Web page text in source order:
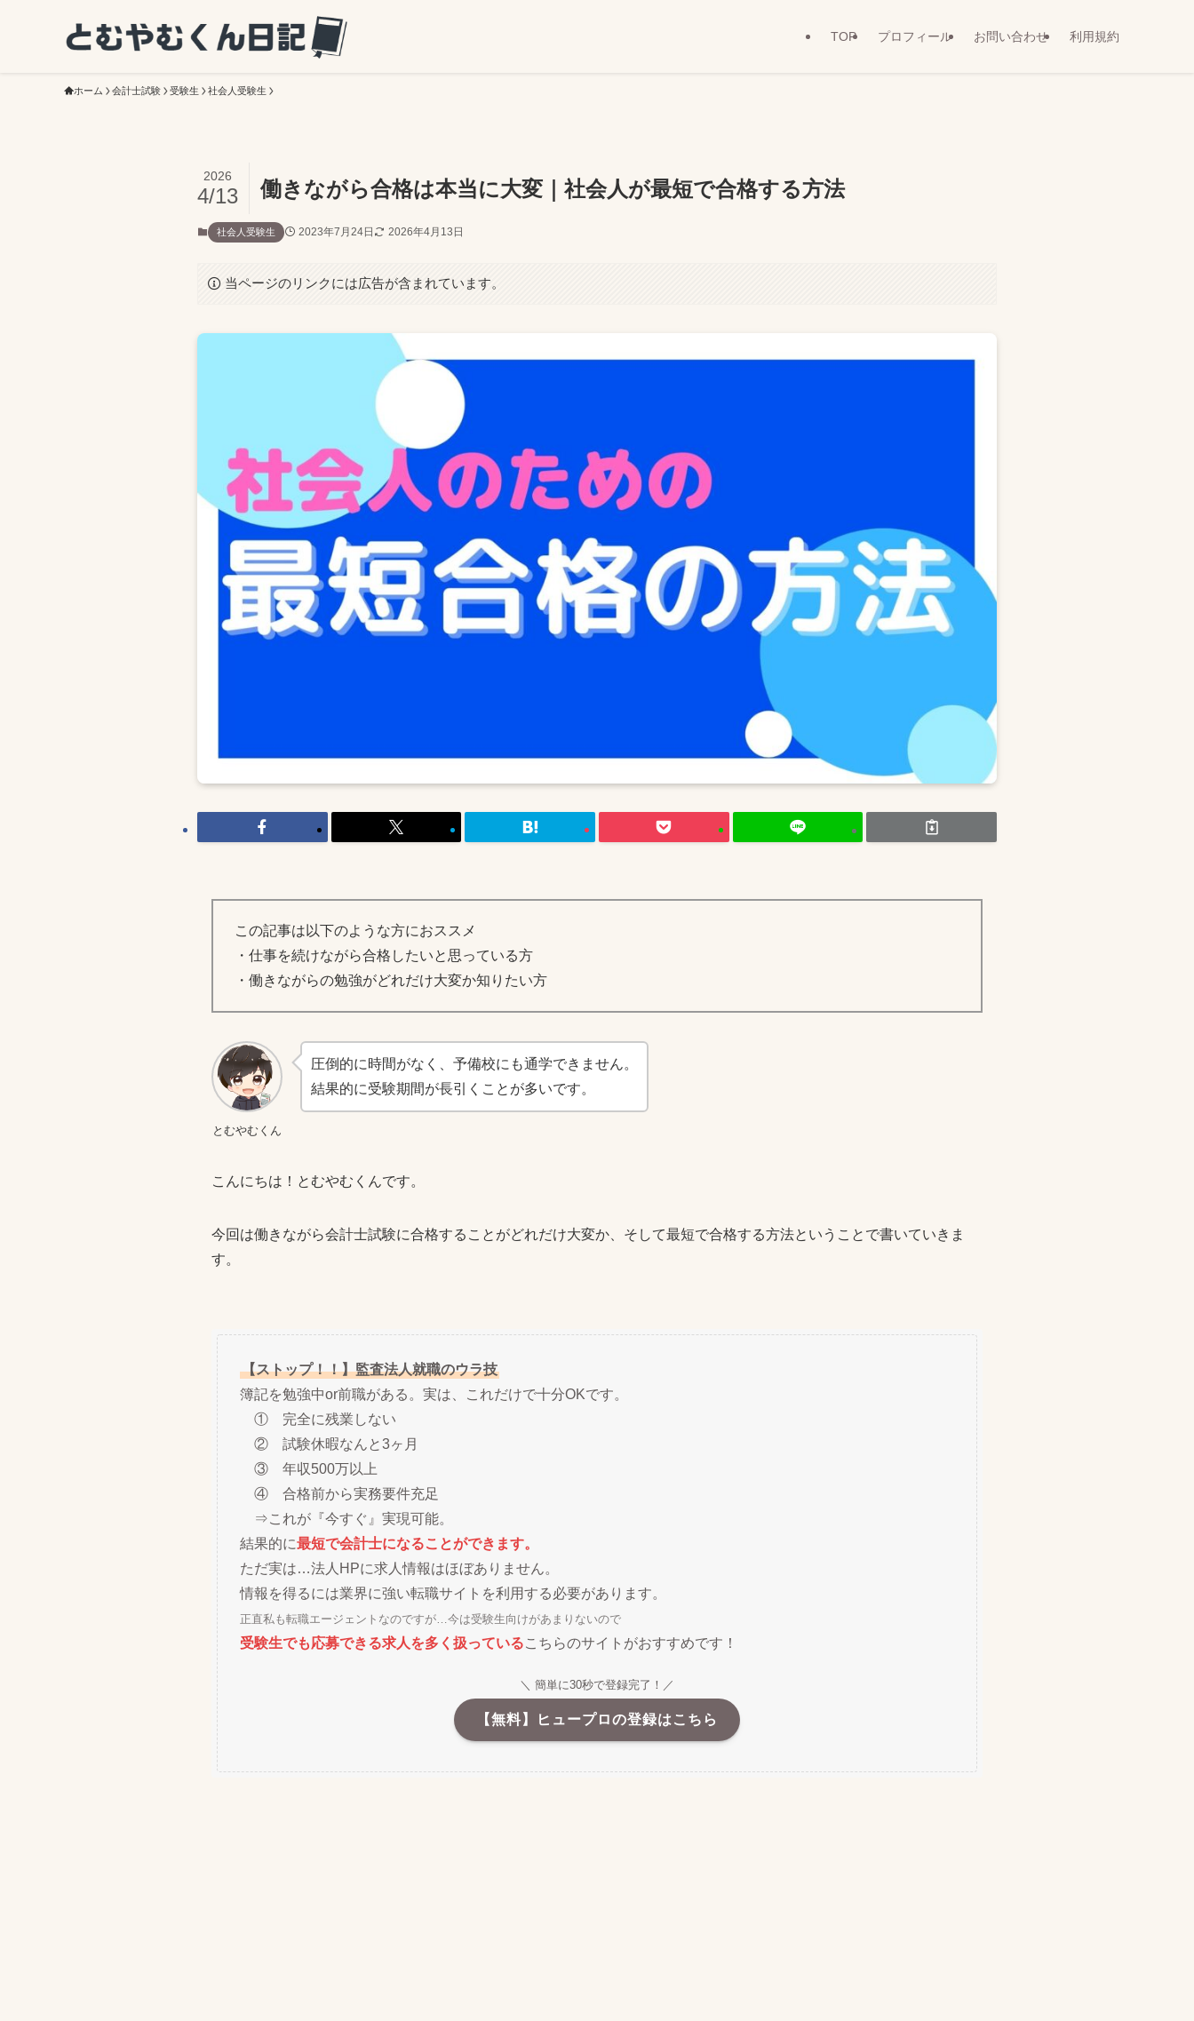
TOP プロフィール お問い合わせ 利用規約
ホーム 会計士試験 受験生 社会人受験生
働きながら合格は本当に大変｜社会人が最短で合格する方法
2026
4/13
社会人受験生 2023年7月24日 2026年4月13日
当ページのリンクには広告が含まれています。
この記事は以下のような方におススメ
・仕事を続けながら合格したいと思っている方
・働きながらの勉強がどれだけ大変か知りたい方
とむやむくん
圧倒的に時間がなく、予備校にも通学できません。
結果的に受験期間が長引くことが多いです。
こんにちは！とむやむくんです。
今回は働きながら会計士試験に合格することがどれだけ大変か、そして最短で合格する方法ということで書いていきま
す。
【ストップ！！】監査法人就職のウラ技
簿記を勉強中or前職がある。実は、これだけで十分OKです。
① 完全に残業しない
② 試験休暇なんと3ヶ月
③ 年収500万以上
④ 合格前から実務要件充足
⇒これが『今すぐ』実現可能。
結果的に最短で会計士になることができます。
ただ実は…法人HPに求人情報はほぼありません。
情報を得るには業界に強い転職サイトを利用する必要があります。
正直私も転職エージェントなのですが…今は受験生向けがあまりないので
受験生でも応募できる求人を多く扱っているこちらのサイトがおすすめです！
＼ 簡単に30秒で登録完了！／
【無料】ヒュープロの登録はこちら